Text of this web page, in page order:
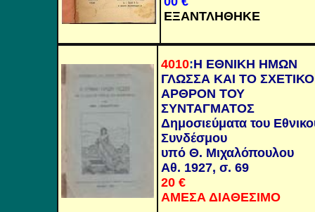
ΕΞΑΝΤΛΗΘΗΚΕ
4010:Η ΕΘΝΙΚΗ ΗΜΩΝ
ΓΛΩΣΣΑ ΚΑΙ ΤΟ
ΑΡΘΡΟΝ ΤΟΥ
ΣΥΝΤΑΓΜΑΤΟΣ
Δημοσιεύματα του
Συνδέσμου
υπό Θ. Μιχαλόπουλου
Αθ. 1927, σ. 69
20 €
ΑΜΕΣΑ ΔΙΑΘΕΣΙΜΟ